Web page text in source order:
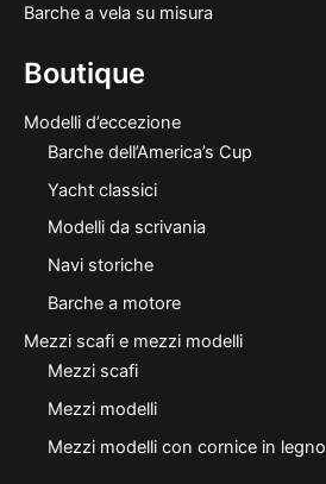
Barche a vela su misura
Boutique
Modelli d’eccezione
Barche dell’America’s Cup
Yacht classici
Modelli da scrivania
Navi storiche
Barche a motore
Mezzi scafi e mezzi modelli
Mezzi scafi
Mezzi modelli
Mezzi modelli con cornice in legno